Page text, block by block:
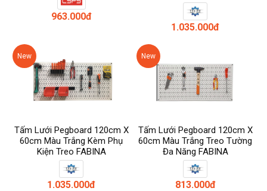
963.000đ
1.035.000đ
New
Tấm Lưới Pegboard 120cm X
60cm Màu Trắng Kèm Phụ
Kiện Treo FABINA
1.035.000đ
New
Tấm Lưới Pegboard 120cm X
60cm Màu Trắng Treo Tường
Đa Năng FABINA
813.000đ